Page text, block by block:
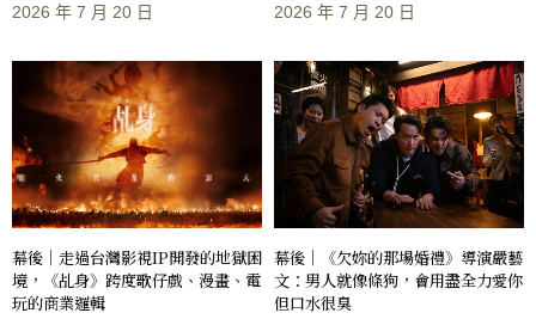
2026 年 7 月 20 日 2026 年 7 月 20 日
幕後｜走過台灣影視IP開發的地獄困
境，《乩身》跨度歌仔戲、漫畫、電
玩的商業邏輯
幕後｜《欠妳的那場婚禮》導演嚴藝
文：男人就像條狗，會用盡全力愛你
但口水很臭